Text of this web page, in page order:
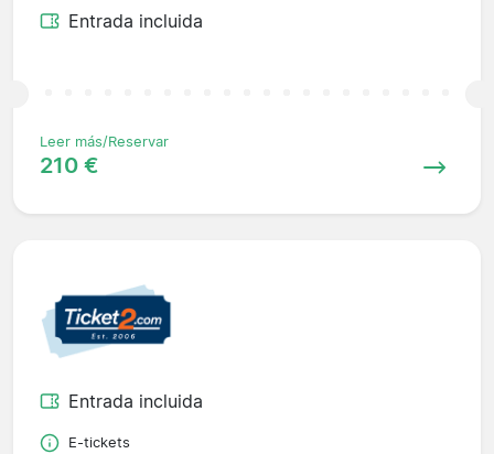
Entrada incluida
Leer más/Reservar
210 €
Entrada incluida
E-tickets